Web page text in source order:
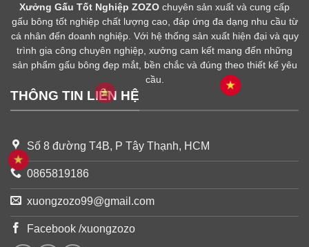
Xưởng Gấu Tốt Nghiệp ZOZO chuyên sản xuất và cung cấp
gấu bông tốt nghiệp chất lượng cao, đáp ứng đa dạng nhu cầu từ
cá nhân đến doanh nghiệp. Với hệ thống sản xuất hiện đại và quy
trình gia công chuyên nghiệp, xưởng cam kết mang đến những
sản phẩm gấu bông đẹp mắt, bền chắc và đúng theo thiết kế yêu
cầu.
THÔNG TIN LIÊN HỆ
Số 8 đường T4B, P Tây Thạnh, HCM
0865819186
xuongzozo99@gmail.com
Facebook /xuongzozo